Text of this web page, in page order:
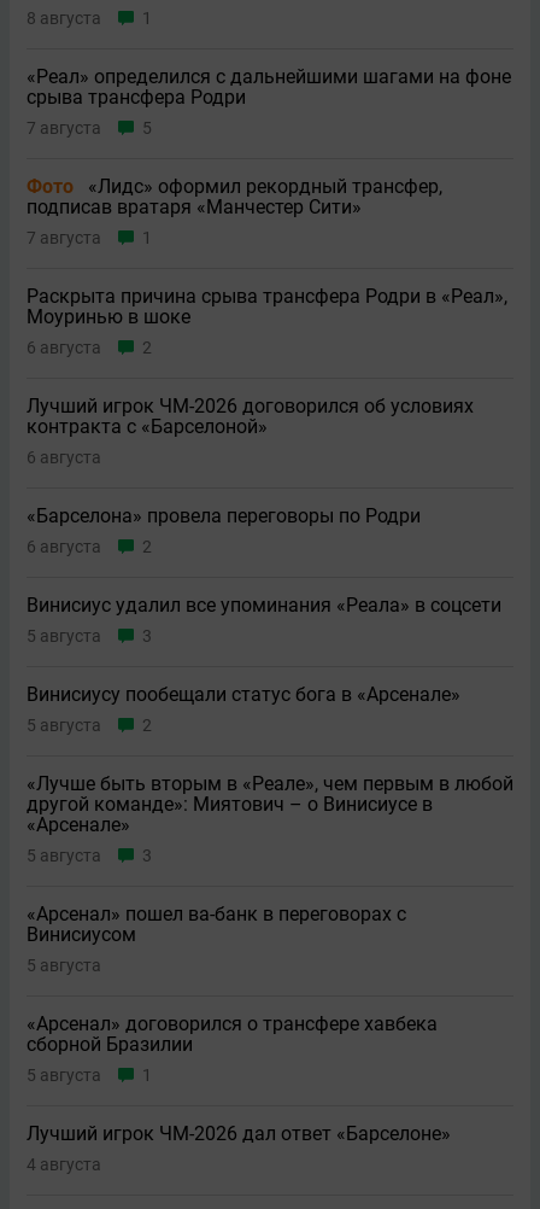
8 августа 1
«Реал» определился с дальнейшими шагами на фоне
срыва трансфера Родри
7 августа 5
Фото
«Лидс» оформил рекордный трансфер,
подписав вратаря «Манчестер Сити»
7 августа 1
Раскрыта причина срыва трансфера Родри в «Реал»,
Моуринью в шоке
6 августа 2
Лучший игрок ЧМ-2026 договорился об условиях
контракта с «Барселоной»
6 августа
«Барселона» провела переговоры по Родри
6 августа 2
Винисиус удалил все упоминания «Реала» в соцсети
5 августа 3
Винисиусу пообещали статус бога в «Арсенале»
5 августа 2
«Лучше быть вторым в «Реале», чем первым в любой
другой команде»: Миятович – о Винисиусе в
«Арсенале»
5 августа 3
«Арсенал» пошел ва-банк в переговорах с
Винисиусом
5 августа
«Арсенал» договорился о трансфере хавбека
сборной Бразилии
5 августа 1
Лучший игрок ЧМ-2026 дал ответ «Барселоне»
4 августа